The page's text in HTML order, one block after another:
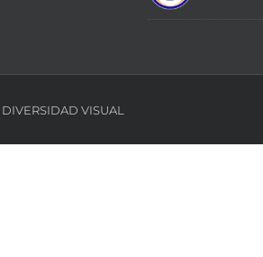
DIVERSIDAD VISUAL